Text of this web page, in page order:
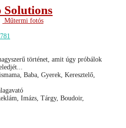
Solutions
Műtermi fotós
történet, amit úgy próbálok
Baba, Gyerek, Keresztelő,
Imázs, Tárgy, Boudoir,